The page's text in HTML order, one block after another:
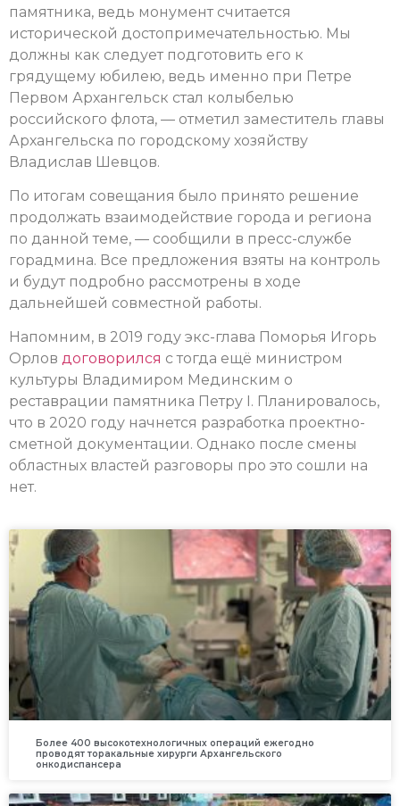
памятника, ведь монумент считается
исторической достопримечательностью. Мы
должны как следует подготовить его к
грядущему юбилею, ведь именно при Петре
Первом Архангельск стал колыбелью
российского флота, — отметил заместитель главы
Архангельска по городскому хозяйству
Владислав Шевцов.
По итогам совещания было принято решение
продолжать взаимодействие города и региона
по данной теме, — сообщили в пресс-службе
горадмина. Все предложения взяты на контроль
и будут подробно рассмотрены в ходе
дальнейшей совместной работы.
Напомним, в 2019 году экс-глава Поморья Игорь
Орлов договорился с тогда ещё министром
культуры Владимиром Мединским о
реставрации памятника Петру I. Планировалось,
что в 2020 году начнется разработка проектно-
сметной документации. Однако после смены
областных властей разговоры про это сошли на
нет.
Более 400 высокотехнологичных операций ежегодно
проводят торакальные хирурги Архангельского
онкодиспансера